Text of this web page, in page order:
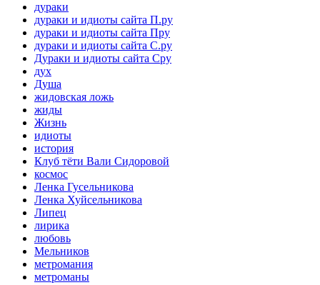
дураки
дураки и идиоты сайта П.ру
дураки и идиоты сайта Пру
дураки и идиоты сайта С.ру
Дураки и идиоты сайта Сру
дух
Душа
жидовская ложь
жиды
Жизнь
идиоты
история
Клуб тёти Вали Сидоровой
космос
Ленка Гусельникова
Ленка Хуйсельникова
Липец
лирика
любовь
Мельников
метромания
метроманы